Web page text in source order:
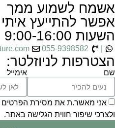
אשמח לשמוע ממך
אפשר להתייעץ
השעות 9:00-16:00
055-9398582
הצטרפות לניוזלטר:
שם אימייל
אני מאשר.ת את מסירת הפרטים
ולצרכי שיפור חווית הגלישה באתר.